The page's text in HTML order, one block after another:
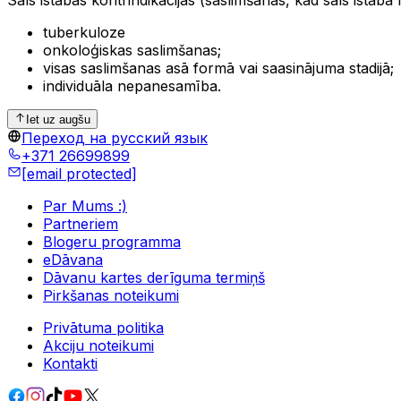
tuberkuloze
onkoloģiskas saslimšanas;
visas saslimšanas asā formā vai saasinājuma stadijā;
individuāla nepanesamība.
Iet uz augšu
Переход на русский язык
+371 26699899
[email protected]
Par Mums :)
Partneriem
Blogeru programma
eDāvana
Dāvanu kartes derīguma termiņš
Pirkšanas noteikumi
Privātuma politika
Akciju noteikumi
Kontakti